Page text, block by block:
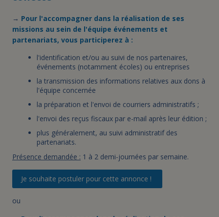
→ Pour l'accompagner dans la réalisation de ses
missions au sein de l'équipe événements et
partenariats, vous participerez à :
l'identification et/ou au suivi de nos partenaires,
événements (notamment écoles) ou entreprises
la transmission des informations relatives aux dons à
l'équipe concernée
la préparation et l'envoi de courriers administratifs ;
l'envoi des reçus fiscaux par e-mail après leur édition ;
plus généralement, au suivi administratif des
partenariats.
Présence demandée : 1 à 2 demi-journées par semaine.
Je souhaite postuler pour cette annonce !
ou